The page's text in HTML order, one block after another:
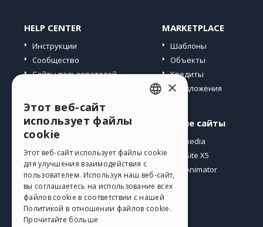
HELP CENTER
Инструкции
Сообщество
Сайты пользователей
MARKETPLACE
Шаблоны
Объекты
Кредиты
Предложения
Профиль
Мои посты
Мои лицензии
Загрузить
Веб-хостинг
Мои кредиты
Другие сайты
Incomedia
WebSite X5
WebAnimator
GERMAN
SPANISH
PORTUGUESE
POLISH
×
Этот веб-сайт
использует файлы
cookie
Этот веб-сайт использует файлы cookie
для улучшения взаимодействия с
пользователем. Используя наш веб-сайт,
вы соглашаетесь на использование всех
файлов cookie в соответствии с нашей
Политикой в ​​отношении файлов cookie.
Прочитайте больше